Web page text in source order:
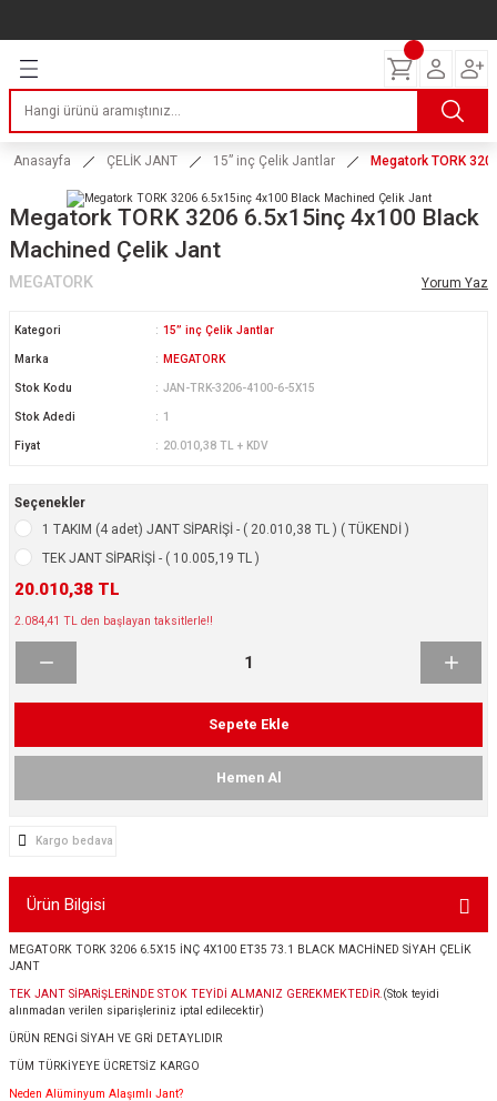
Lastikleri
Hız Lastikleri
Çelik Jantlar
Jant
ve Fren Yağları
Anasayfa ÇELİK JANT 15” inç Çelik Jantlar Megatork TORK
Megatork TORK 3206 6.5x15inç 4x100 Black
Machined Çelik Jant
MEGATORK Yorum Yaz
Kategori 15” inç Çelik Jantlar
Marka MEGATORK
Stok Kodu JAN-TRK-3206-4100-6-5X15
Stok Adedi 1
Fiyat 20.010,38 TL + KDV
Seçenekler
1 TAKIM (4 adet) JANT SİPARİŞİ - ( 20.010,38 TL ) ( TÜKENDİ )
TEK JANT SİPARİŞİ - ( 10.005,19 TL )
20.010,38 TL
2.084,41 TL den başlayan taksitlerle!!
Sepete Ekle
Hemen Al
Kargo bedava
Ürün Bilgisi
MEGATORK TORK 3206 6.5X15 İNÇ 4X100 ET35 73.1 BLACK MACHİNED SİYAH ÇELİK
JANT
TEK JANT SİPARİŞLERİNDE STOK TEYİDİ ALMANIZ GEREKMEKTEDİR. (Stok teyidi
alınmadan verilen siparişleriniz iptal edilecektir)
ÜRÜN RENGİ SİYAH VE GRİ DETAYLIDIR
TÜM TÜRKİYEYE ÜCRETSİZ KARGO
Neden Alüminyum Alaşımlı Jant?